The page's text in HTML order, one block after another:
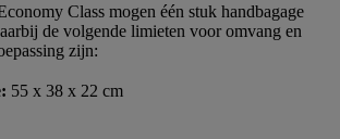
Class mogen één stuk handbagage
de volgende limieten voor omvang en
zijn:
55 x 38 x 22 cm